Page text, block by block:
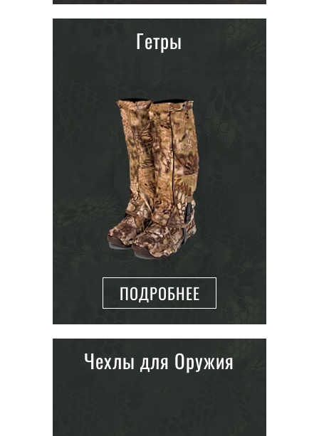
Гетры
ПОДРОБНЕЕ
Чехлы для Оружия